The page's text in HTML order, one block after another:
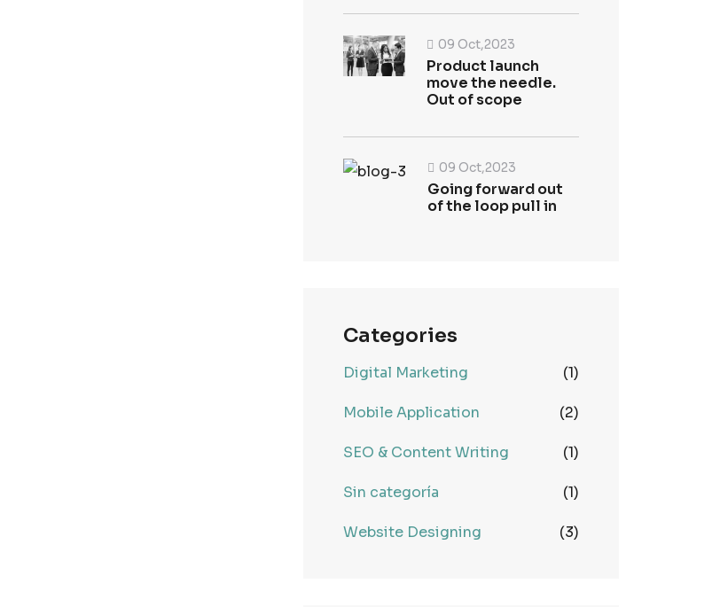
09 Oct,2023
Product launch
move the needle.
Out of scope
09 Oct,2023
Going forward out
of the loop pull in
Categories
Digital Marketing (1)
Mobile Application (2)
SEO & Content Writing (1)
Sin categoría (1)
Website Designing (3)